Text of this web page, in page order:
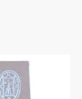
Αυτό
το
προϊόν